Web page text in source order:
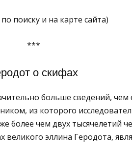
поиску и на карте сайта)
***
о скифах
больше сведений, чем
из которого исследова
более чем двух тысячелетий
великого эллина Геродота,